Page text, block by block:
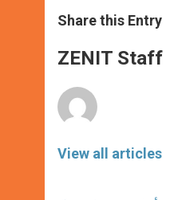
t
s
p
p
s
e
g
e
e
b
o
k
Share this Entry
ZENIT Staff
View all articles